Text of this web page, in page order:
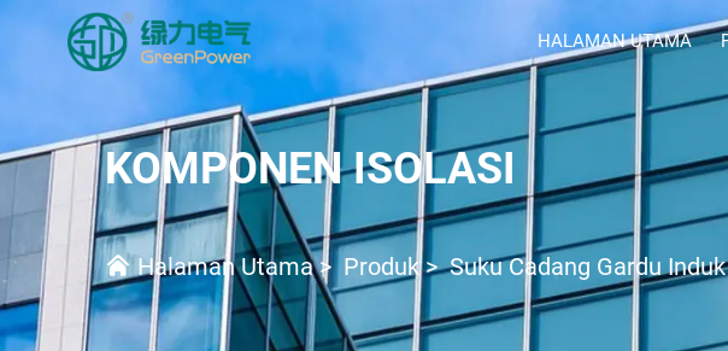
HALAMAN UTAMA
KOMPONEN ISOLASI
Halaman Utama> Produk>Suku Cadang Gardu